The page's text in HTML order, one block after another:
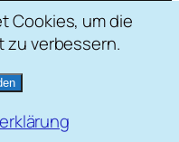
Peitz
22088
Cookies, um die
zu verbessern.